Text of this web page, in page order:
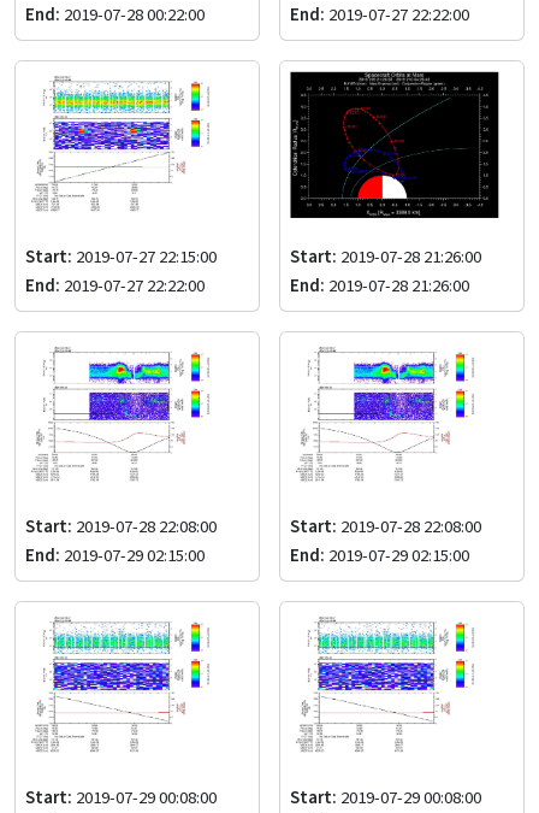
End: 2019-07-28 00:22:00
End: 2019-07-27 22:22:00
Start: 2019-07-27 22:15:00
End: 2019-07-27 22:22:00
Start: 2019-07-28 21:26:00
End: 2019-07-28 21:26:00
Start: 2019-07-28 22:08:00
End: 2019-07-29 02:15:00
Start: 2019-07-28 22:08:00
End: 2019-07-29 02:15:00
Start: 2019-07-29 00:08:00
Start: 2019-07-29 00:08:00